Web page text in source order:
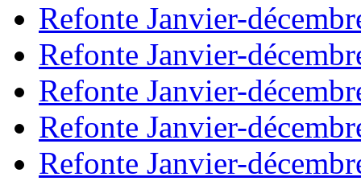
Refonte Janvier-
Refonte Janvier-
Refonte Janvier-
Refonte Janvier-
Refonte Janvier-